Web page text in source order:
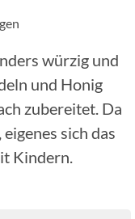
würzig und
und Honig
zubereitet. Da
sich das
Kindern.